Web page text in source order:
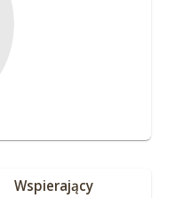
Wspierający